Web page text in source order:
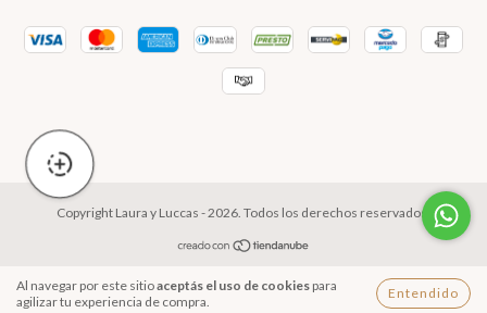
Al navegar por este sitioaceptás el uso de cookies para
agilizar tu experiencia de compra.
Entendido
Copyright Laura y Luccas - 2026. Todos los derechos reservados.